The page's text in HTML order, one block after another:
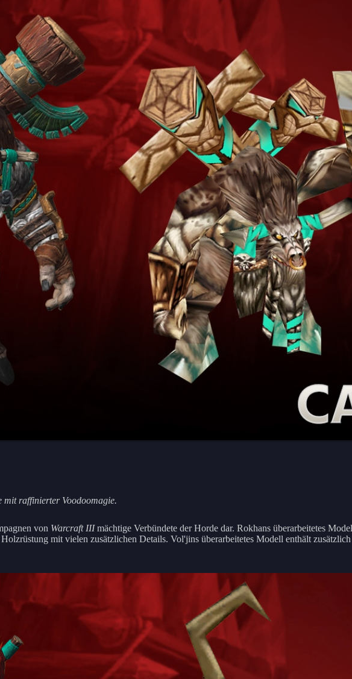
mit raffinierter Voodoomagie.
von Warcraft IIImächtige Verbündete der Horde dar. Rokhans überarbeitetes
mit vielen zusätzlichen Details. Vol'jins überarbeitetes Modell enthält